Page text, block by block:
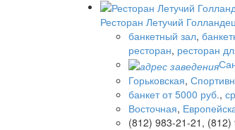
Ресторан Летучий
банкетный зал,
ресторан, ресторан
Горьковская,
банкет от 5000 руб.,
Восточная,
(812) 983-21-21, (812)